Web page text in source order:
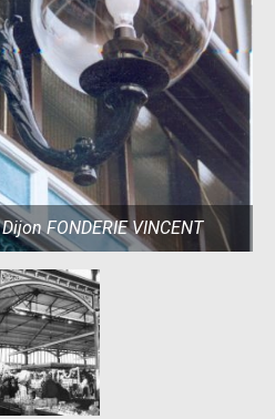
FONDERIE VINCENT